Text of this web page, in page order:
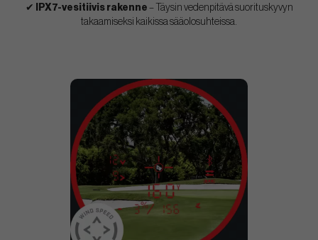
✔
IPX7-vesitiivis rakenne – Täysin vedenpitävä suorituskyvyn
takaamiseksi kaikissa sääolosuhteissa.